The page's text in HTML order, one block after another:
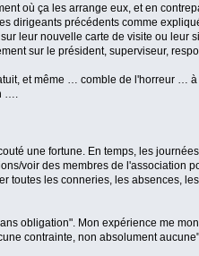
où ça les arrange eux, et en
dirigeants précédents comme
leur nouvelle carte de visite ou leur
sur le président, superviseur,
et même … comble de l'horreur … à
….
une fortune. En temps, les
voir des membres de l'association
toutes les conneries, les absences,
obligation". Mon expérience me
contrainte, non absolument